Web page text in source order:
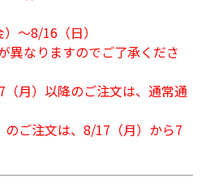
～8/16（日）
異なりますのでご了承くださ
（月）以降のご注文は、通常通
のご注文は、8/17（月）から7